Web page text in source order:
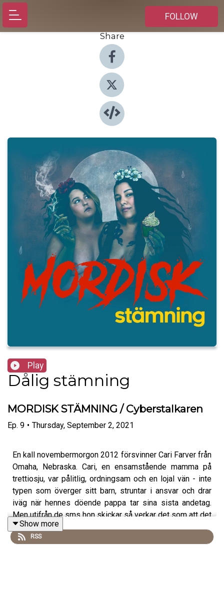
FOLLOW
Share
Play
Dålig stämning
MORDISK STÄMNING / Cyberstalkaren
Ep. 9 • Thursday, September 2, 2021
En kall novembermorgon 2012 försvinner Cari Farver från
Omaha, Nebraska. Cari, en ensamstående mamma på
trettiosju, var pålitlig, ordningsam och en lojal vän - inte
typen som överger sitt barn, struntar i ansvar och drar
iväg när hennes döende pappa tar sina sista andetag.
Men utifrån de sms hon skickar så verkar det som att det
precis är vad som hänt.
Show more
RSS